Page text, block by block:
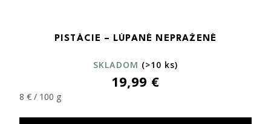
PISTÁCIE – LÚPANÉ NEPRAŽENÉ
SKLADOM (>10 ks)
19,99 €
8 € / 100 g